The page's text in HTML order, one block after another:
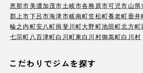
恵那市美濃加茂市土岐市各務原市可児市山県
郡上市下呂市海津市岐南町笠松町養老町垂井
輪之内町安八町揖斐川町大野町池田町北方町
七宗町 八百津町白川町東白川村御嵩町白川村
こだわりでジムを探す